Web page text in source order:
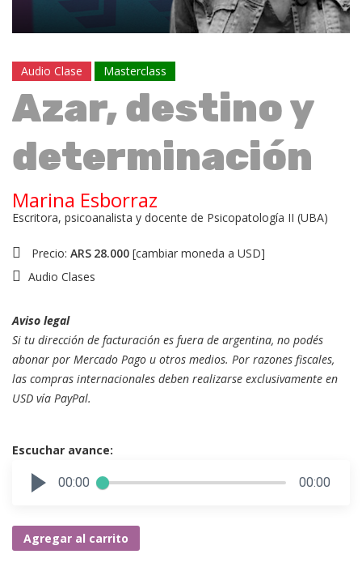
Audio Clase Masterclass
Azar, destino y
determinación
Marina Esborraz
Escritora, psicoanalista y docente de Psicopatología II (UBA)
Precio: ARS 28.000 [cambiar moneda a USD]
Audio Clases
Aviso legal
Si tu dirección de facturación es fuera de argentina, no podés
abonar por Mercado Pago u otros medios. Por razones fiscales,
las compras internacionales deben realizarse exclusivamente en
USD vía PayPal.
Escuchar avance:
00:00 00:00
Azar,
destino
Agregar al carrito